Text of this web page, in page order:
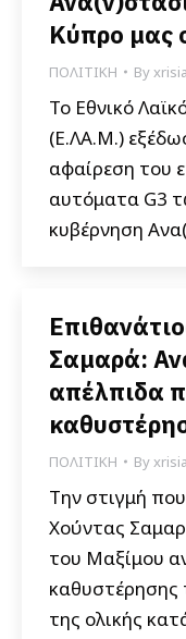
Κύπρο μας
ΠΟΛΙΤΙΚΗ By
Το Εθνικό
(Ε.ΛΑ.Μ.)
αφαίρεση του
αυτόματα G3
κυβέρνηση
Σαμαρά:
απέλπιδα
ΠΟΛΙΤΙΚΗ By
Την στιγμή
Χούντας
του Μαξίμου
της ολικής